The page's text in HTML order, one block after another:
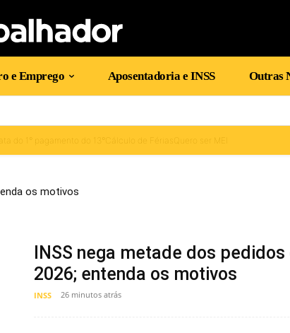
e Emprego Aposentadoria e INSS Outras
do 1° pagamento do 13° Cálculo de Férias Quero ser MEI
os motivos
INSS nega metade dos
2026; entenda os motivos
INSS 26 minutos atrás